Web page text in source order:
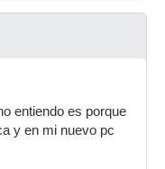
entiendo es porque
y en mi nuevo pc